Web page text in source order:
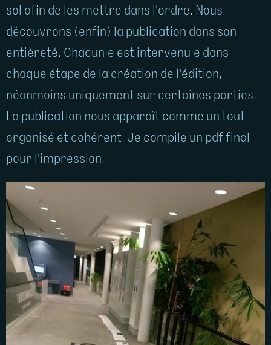
sol afin de les mettre dans l'ordre. Nous
découvrons (enfin) la publication dans son
entièreté. Chacun·e est intervenu·e dans
chaque étape de la création de l'édition,
néanmoins uniquement sur certaines parties.
La publication nous apparaît comme un tout
organisé et cohérent. Je compile un pdf final
pour l'impression.